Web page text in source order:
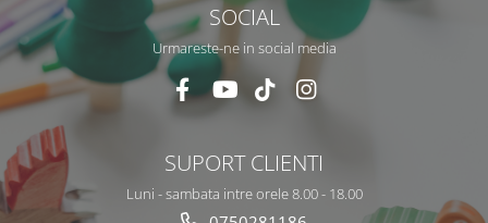
SOCIAL
Urmareste-ne in social media
SUPORT CLIENTI
Luni - sambata intre orele 8.00 - 18.00